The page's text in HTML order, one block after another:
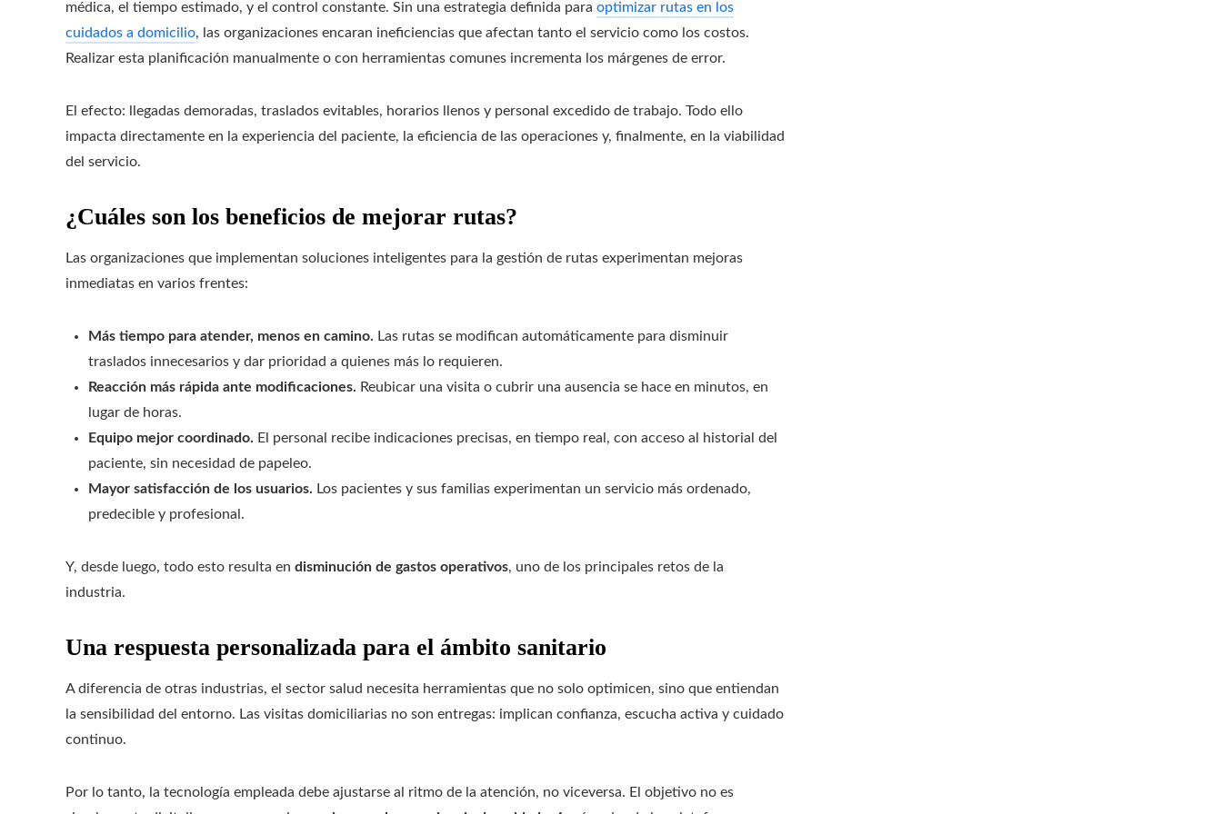
médica, el tiempo estimado, y el control constante. Sin una estrategia definida para optimizar rutas en los
cuidados a domicilio, las organizaciones encaran ineficiencias que afectan tanto el servicio como los costos.
Realizar esta planificación manualmente o con herramientas comunes incrementa los márgenes de error.
El efecto: llegadas demoradas, traslados evitables, horarios llenos y personal excedido de trabajo. Todo ello
impacta directamente en la experiencia del paciente, la eficiencia de las operaciones y, finalmente, en la viabilidad
del servicio.
¿Cuáles son los beneficios de mejorar rutas?
Las organizaciones que implementan soluciones inteligentes para la gestión de rutas experimentan mejoras
inmediatas en varios frentes:
Más tiempo para atender, menos en camino. Las rutas se modifican automáticamente para disminuir
traslados innecesarios y dar prioridad a quienes más lo requieren.
Reacción más rápida ante modificaciones. Reubicar una visita o cubrir una ausencia se hace en minutos, en
lugar de horas.
Equipo mejor coordinado. El personal recibe indicaciones precisas, en tiempo real, con acceso al historial del
paciente, sin necesidad de papeleo.
Mayor satisfacción de los usuarios. Los pacientes y sus familias experimentan un servicio más ordenado,
predecible y profesional.
Y, desde luego, todo esto resulta en disminución de gastos operativos, uno de los principales retos de la
industria.
Una respuesta personalizada para el ámbito sanitario
A diferencia de otras industrias, el sector salud necesita herramientas que no solo optimicen, sino que entiendan
la sensibilidad del entorno. Las visitas domiciliarias no son entregas: implican confianza, escucha activa y cuidado
continuo.
Por lo tanto, la tecnología empleada debe ajustarse al ritmo de la atención, no viceversa. El objetivo no es